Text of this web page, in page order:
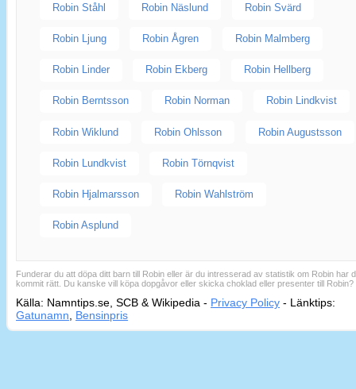
Robin Ståhl Robin Näslund Robin Svärd
Robin Ljung Robin Ågren Robin Malmberg
Robin Linder Robin Ekberg Robin Hellberg
Robin Berntsson Robin Norman Robin Lindkvist
Robin Wiklund Robin Ohlsson Robin Augustsson
Robin Lundkvist Robin Törnqvist
Robin Hjalmarsson Robin Wahlström
Robin Asplund
Funderar du att döpa ditt barn till Robin eller är du intresserad av statistik om Robin har
kommit rätt. Du kanske vill köpa dopgåvor eller skicka choklad eller presenter till Robin?
Källa: Namntips.se, SCB & Wikipedia - Privacy Policy - Länktips:
Gatunamn
Bensinpris